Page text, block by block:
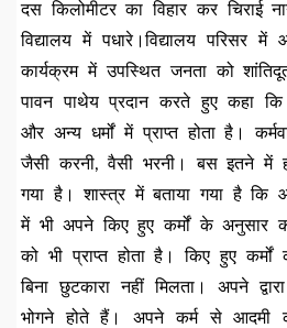
दस किलोमीटर का विहार कर चिराई
विद्यालय में पधारे।विद्यालय परिसर
कार्यक्रम में उपस्थित जनता को
पावन पाथेय प्रदान करते हुए कहा कि
और अन्य धर्मों में प्राप्त होता है।
जैसी करनी, वैसी भरनी। बस इतने में
गया है। शास्त्र में बताया गया है
में भी अपने किए हुए कर्मों के अनुसार
को भी प्राप्त होता है। किए हुए
बिना छुटकारा नहीं मिलता। अपने
भोगने होते हैं। अपने कर्म से आदमी